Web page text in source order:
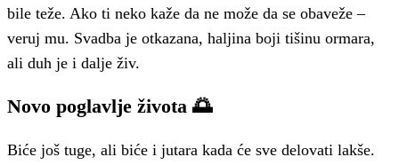
bile teže. Ako ti neko kaže da ne može da se obaveže –
veruj mu. Svadba je otkazana, haljina boji tišinu ormara,
ali duh je i dalje živ.
Novo poglavlje života 🌅
Biće još tuge, ali biće i jutara kada će sve delovati lakše.